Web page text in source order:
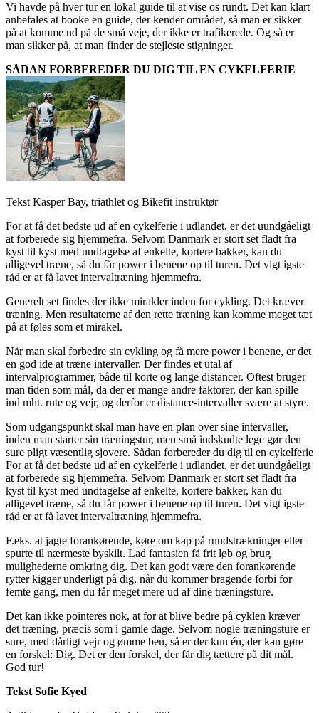
Vi havde på hver tur en lokal guide til at vise os rundt. Det kan klart
anbefales at booke en guide, der kender området, så man er sikker
på at komme ud på de små veje, der ikke er trafikerede. Og så er
man sikker på, at man finder de stejleste stigninger.
SÅDAN FORBEREDER DU DIG TIL EN CYKELFERIE
Tekst Kasper Bay, triathlet og Bikefit instruktør
For at få det bedste ud af en cykelferie i udlandet, er det uundgåeligt
at forberede sig hjemmefra. Selvom Danmark er stort set fladt fra
kyst til kyst med undtagelse af enkelte, kortere bakker, kan du
alligevel træne, så du får power i benene op til turen. Det vigt igste
råd er at få lavet intervaltræning hjemmefra.
Generelt set findes der ikke mirakler inden for cykling. Det kræver
træning. Men resultaterne af den rette træning kan komme meget tæt
på at føles som et mirakel.
Når man skal forbedre sin cykling og få mere power i benene, er det
en god ide at træne intervaller. Der findes et utal af
intervalprogrammer, både til korte og lange distancer. Oftest bruger
man tiden som mål, da der er mange andre faktorer, der kan spille
ind mht. rute og vejr, og derfor er distance-intervaller svære at styre.
Som udgangspunkt skal man have en plan over sine intervaller,
inden man starter sin træningstur, men små indskudte lege gør den
sure pligt væsentlig sjovere. Sådan forbereder du dig til en cykelferie
For at få det bedste ud af en cykelferie i udlandet, er det uundgåeligt
at forberede sig hjemmefra. Selvom Danmark er stort set fladt fra
kyst til kyst med undtagelse af enkelte, kortere bakker, kan du
alligevel træne, så du får power i benene op til turen. Det vigt igste
råd er at få lavet intervaltræning hjemmefra.
F.eks. at jagte forankørende, køre om kap på rundstrækninger eller
spurte til nærmeste byskilt. Lad fantasien få frit løb og brug
mulighederne omkring dig. Det kan godt være den forankørende
rytter kigger underligt på dig, når du kommer bragende forbi for
femte gang, men du får meget mere ud af dine træningsture.
Det kan ikke pointeres nok, at for at blive bedre på cyklen kræver
det træning, præcis som i gamle dage. Selvom nogle træningsture er
sure, med dårligt vejr og ømme ben, så er der kun én, der kan gøre
en forskel: Dig. Det er den forskel, der får dig tættere på dit mål.
God tur!
Tekst Sofie Kyed